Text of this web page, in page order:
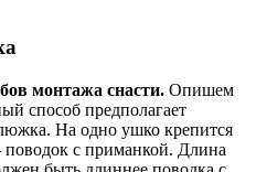
монтажа снасти. Опишем
способ предполагает
На одно ушко крепится
поводок с приманкой. Длина